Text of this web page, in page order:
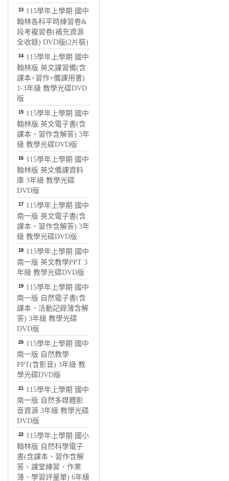
13 115學年上學期 國中
翰林各科平時練習卷&
段考複習卷(補充資源
全收錄) DVD版(2片裝)
14 115學年上學期 國中
翰林版 英文課習備(含
課本+習作+備課用書)
1-3年級 教學光碟DVD
版
15 115學年上學期 國中
翰林版 英文電子書(含
課本、習作含解答) 3年
級 教學光碟DVD版
16 115學年上學期 國中
翰林版 英文備課資料
庫 3年級 教學光碟
DVD版
17 115學年上學期 國中
南一版 英文電子書(含
課本、習作含解答) 3年
級 教學光碟DVD版
18 115學年上學期 國中
南一版 英文教學PPT 3
年級 教學光碟DVD版
19 115學年上學期 國中
南一版 自然電子書(含
課本、活動記錄簿含解
答) 3年級 教學光碟
DVD版
20 115學年上學期 國中
南一版 自然教學
PPT(含影音) 3年級 教
學光碟DVD版
21 115學年上學期 國中
南一版 自然多媒體影
音資源 3年級 教學光碟
DVD版
22 115學年上學期 國小
翰林版 自然科學電子
書(含課本、習作含解
答、課堂練習、作業
簿、學習評量單) 6年級